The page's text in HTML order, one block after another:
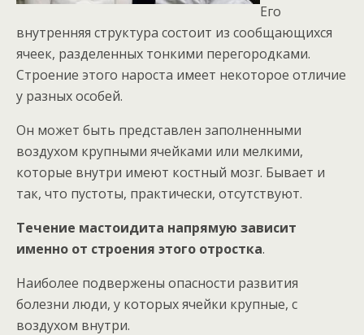
Его
внутренняя структура состоит из сообщающихся
ячеек, разделенных тонкими перегородками.
Строение этого нароста имеет некоторое отличие
у разных особей.
Он может быть представлен заполненными
воздухом крупными ячейками или мелкими,
которые внутри имеют костный мозг. Бывает и
так, что пустоты, практически, отсутствуют.
Течение мастоидита напрямую зависит
именно от строения этого отростка.
Наиболее подвержены опасности развития
болезни люди, у которых ячейки крупные, с
воздухом внутри.